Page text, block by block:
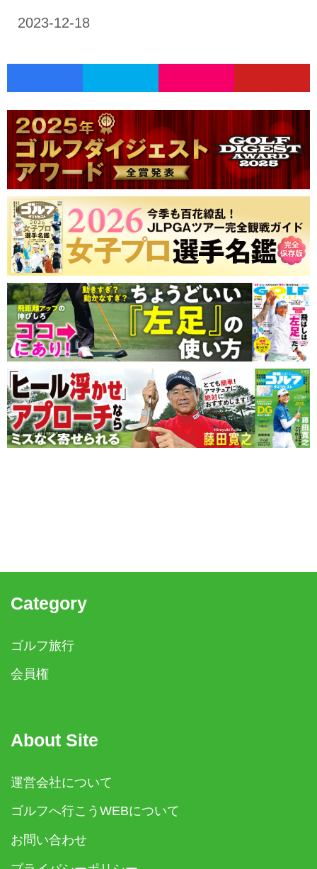
Category
ゴルフ旅行
会員権
About Site
運営会社について
ゴルフへ行こうWEBについて
お問い合わせ